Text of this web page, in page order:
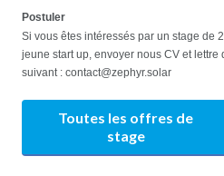
Postuler
Si vous êtes intéressés par un stage de
jeune start up, envoyer nous CV et lettre
suivant : contact@zephyr.solar
Toutes les offres de
stage